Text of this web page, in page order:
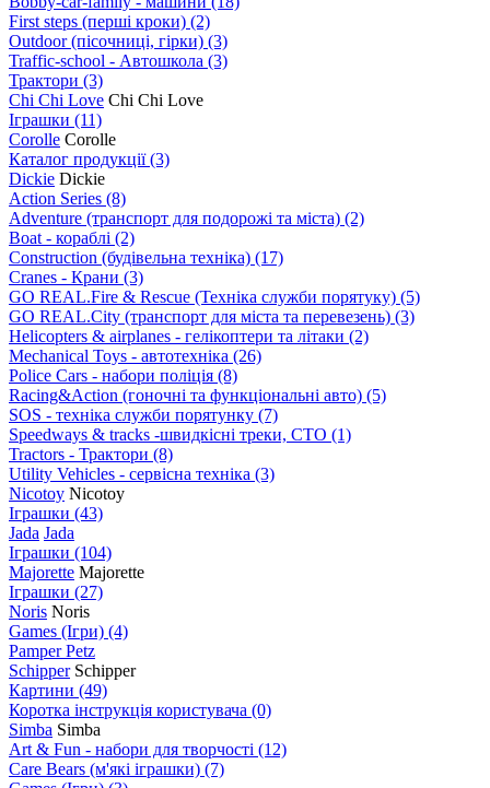
First steps (перші кроки) (2)
Outdoor (пісочниці, гірки) (3)
Traffic-school - Автошкола (3)
Трактори (3)
Chi Chi Love Chi Chi Love
Іграшки (11)
Corolle Corolle
Каталог продукції(3)
Dickie Dickie
Action Series (8)
Adventure (транспорт для подорожі та міста) (2)
Boat - кораблі (2)
Construction (будівельна техніка) (17)
Cranes - Крани (3)
GO REAL.Fire & Rescue (Техніка служби порятуку) (5)
GO REAL.City (транспорт для міста та перевезень) (3)
Helicopters & airplanes - гелікоптери та літаки (2)
Mechanical Toys - автотехніка (26)
Police Cars - набори поліція (8)
Racing&Action (гоночні та функціональні авто) (5)
SOS - техніка служби порятунку (7)
Speedways & tracks -швидкісні треки, СТО (1)
Tractors - Трактори (8)
Utility Vehicles - сервісна техніка (3)
Nicotoy Nicotoy
Іграшки (43)
Jada Jada
Іграшки (104)
Majorette Majorette
Іграшки (27)
Noris Noris
Games (Ігри) (4)
Pamper Petz
Schipper Schipper
Картини (49)
Коротка інструкція користувача (0)
Simba Simba
Art & Fun - набори для творчості (12)
Care Bears (м'які іграшки) (7)